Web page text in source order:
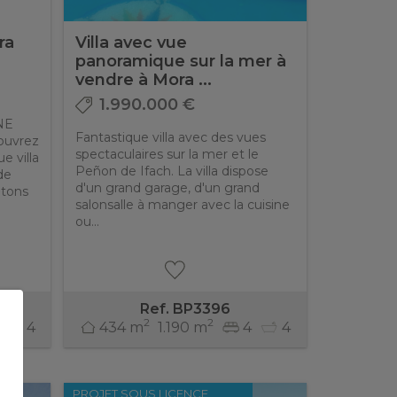
villa
4
Villa avec vue
panoramique sur la mer à
vendre à Mora ...
1.990.000 €
Fantastique villa avec des vues
spectaculaires sur la mer et le
Peñon de Ifach. La villa dispose
d'un grand garage, d'un grand
salonsalle à manger avec la cuisine
ou...
Ref. BP3396
434 m2 1.190 m2 4 4
PROJET SOUS LICENCE